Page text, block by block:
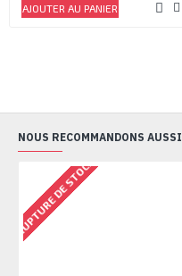
AJOUTER AU PANIER
NOUS RECOMMANDONS AUSSI
RUPTURE DE STOCK